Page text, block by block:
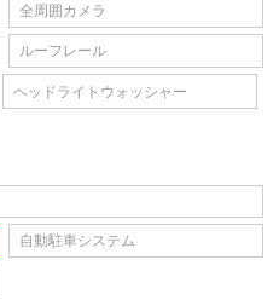
全周囲カメラ
ルーフレール
ヘッドライトウォッシャー
自動駐車システム